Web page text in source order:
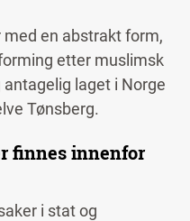
en abstrakt form,
etter muslimsk
laget i Norge
Tønsberg.
finnes innenfor
i stat og